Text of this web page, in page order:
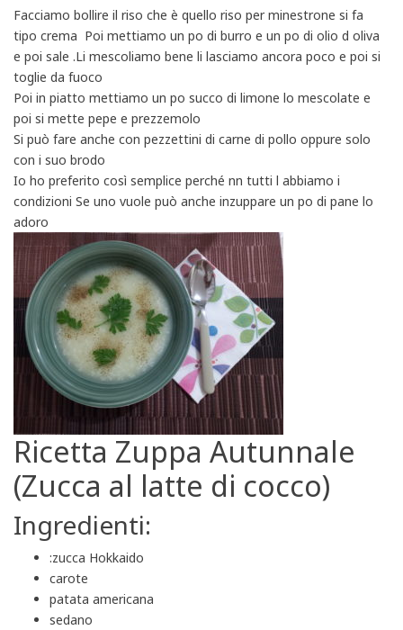
Facciamo bollire il riso che è quello riso per minestrone si fa
tipo crema Poi mettiamo un po di burro e un po di olio d oliva
e poi sale .Li mescoliamo bene li lasciamo ancora poco e poi si
toglie da fuoco
Poi in piatto mettiamo un po succo di limone lo mescolate e
poi si mette pepe e prezzemolo
Si può fare anche con pezzettini di carne di pollo oppure solo
con i suo brodo
Io ho preferito così semplice perché nn tutti l abbiamo i
condizioni Se uno vuole può anche inzuppare un po di pane lo
adoro
Ricetta Zuppa Autunnale
(Zucca al latte di cocco)
Ingredienti:
:zucca Hokkaido
carote
patata americana
sedano